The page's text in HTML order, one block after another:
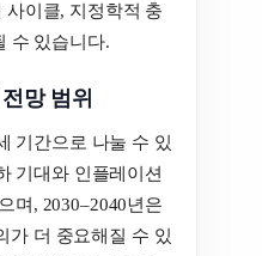
이클, 지정학적 충
수 있습니다.
망 범위
기간으로 나눌 수 있
기대와 인플레이션
며, 2030–2040년은
가 더 중요해질 수 있